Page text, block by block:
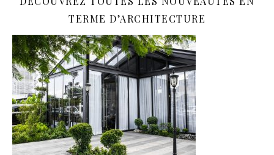
TERME D’ARCHITECTURE